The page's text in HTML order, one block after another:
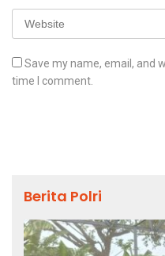
Save my name, email, and
time I comment.
Berita Polri